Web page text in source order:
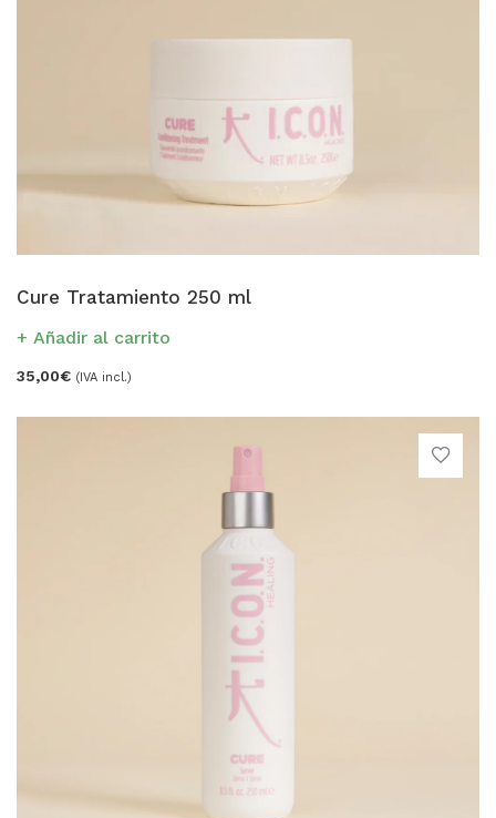
Cure Tratamiento 250 ml
Añadir al carrito
35,00€ (IVA incl.)